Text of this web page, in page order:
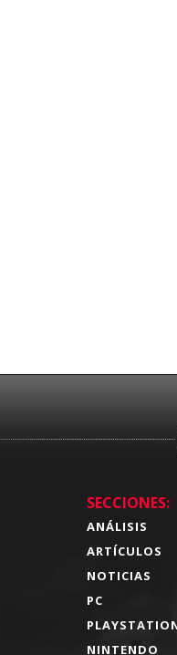
SECCIONES:
ANÁLISIS
ARTÍCULOS
NOTICIAS
PC
NINTENDO